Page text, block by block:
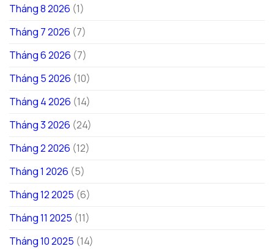
Tháng 8 2026 (1)
Tháng 7 2026 (7)
Tháng 6 2026 (7)
Tháng 5 2026 (10)
Tháng 4 2026 (14)
Tháng 3 2026 (24)
Tháng 2 2026 (12)
Tháng 1 2026 (5)
Tháng 12 2025 (6)
Tháng 11 2025 (11)
Tháng 10 2025 (14)